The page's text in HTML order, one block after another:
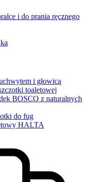
i do prania ręcznego
i głowicą
toaletowej
BOSCO z naturalnych
do fug
HALTA